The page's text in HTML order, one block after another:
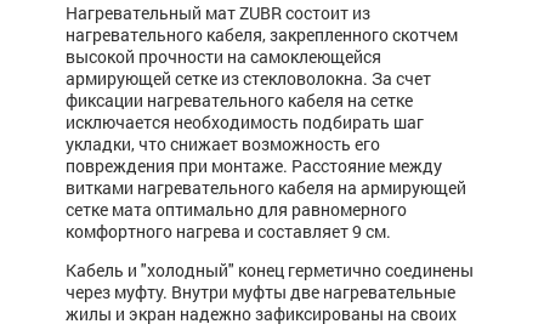
Нагревательный мат ZUBR состоит из
нагревательного кабеля, закрепленного скотчем
высокой прочности на самоклеющейся
армирующей сетке из стекловолокна. За счет
фиксации нагревательного кабеля на сетке
исключается необходимость подбирать шаг
укладки, что снижает возможность его
повреждения при монтаже. Расстояние между
витками нагревательного кабеля на армирующей
сетке мата оптимально для равномерного
комфортного нагрева и составляет 9 см.
Кабель и "холодный" конец герметично соединены
через муфту. Внутри муфты две нагревательные
жилы и экран надежно зафиксированы на своих